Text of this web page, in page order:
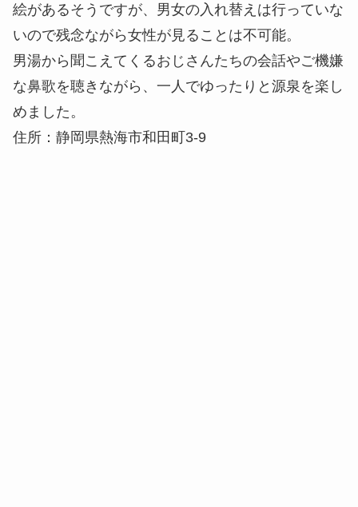
絵があるそうですが、男女の入れ替えは行っていな
いので残念ながら女性が見ることは不可能。
男湯から聞こえてくるおじさんたちの会話やご機嫌
な鼻歌を聴きながら、一人でゆったりと源泉を楽し
めました。
住所：静岡県熱海市和田町3-9